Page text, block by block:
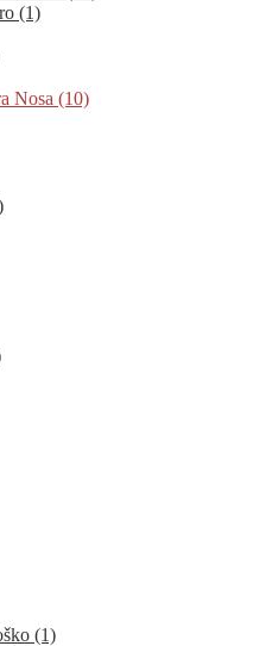
(1)
Nosa (10)
(1)